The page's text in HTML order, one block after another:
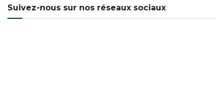
Suivez-nous sur nos réseaux sociaux